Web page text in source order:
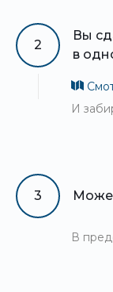
2
Вы
в
И
3
В